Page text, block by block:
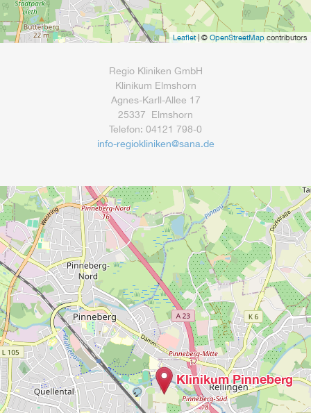
Leaflet| © OpenStreetMap contributors
Regio Kliniken GmbH
Klinikum Elmshorn
Agnes-Karll-Allee 17
25337 Elmshorn
Telefon: 04121 798-0
info-regiokliniken@sana.de
Klinikum Pinneberg